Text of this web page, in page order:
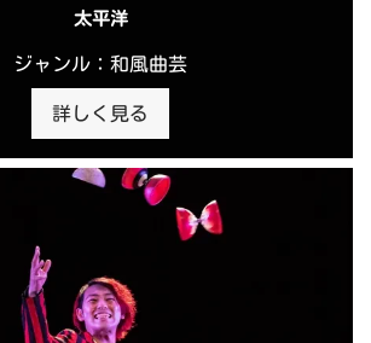
太平洋
ジャンル：和風曲芸
詳しく見る